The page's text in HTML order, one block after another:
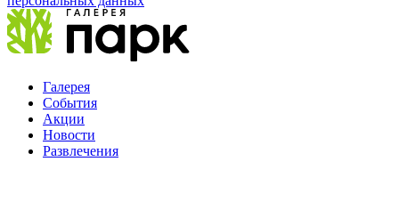
Галерея
События
Акции
Новости
Развлечения